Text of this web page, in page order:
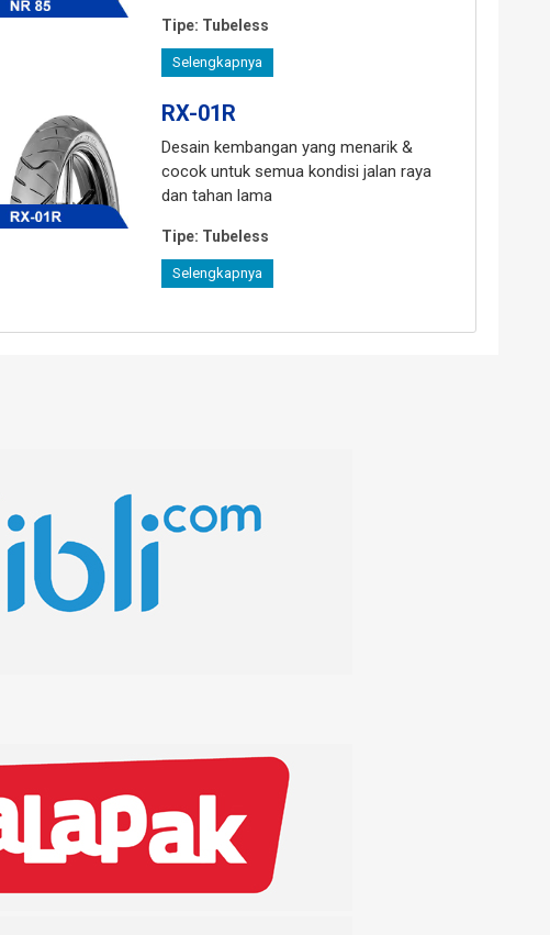
Tipe: Tubeless
Selengkapnya
RX-01R
Desain kembangan yang menarik &
cocok untuk semua kondisi jalan raya
dan tahan lama
Tipe: Tubeless
Selengkapnya